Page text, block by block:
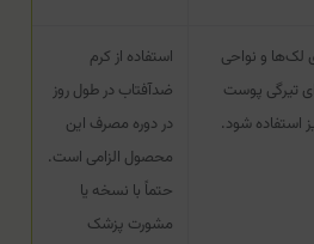
لک‌ها و نواحی
تیرگی پوست
استفاده شود.
استفاده از کرم
ضدآفتاب در طول روز
در دوره مصرف این
محصول الزامی است.
حتماً با نسخه یا
مشورت پزشک